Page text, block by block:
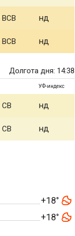
ВСВ нд
ВСВ нд
Долгота дня: 14:38
УФ-индекс
СВ нд
СВ нд
+18°
+18°